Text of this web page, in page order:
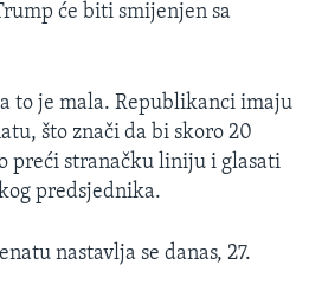
će biti smijenjen sa
to je mala. Republikanci imaju
što znači da bi skoro 20
preći stranačku liniju i glasati
predsjednika.
nastavlja se danas, 27.